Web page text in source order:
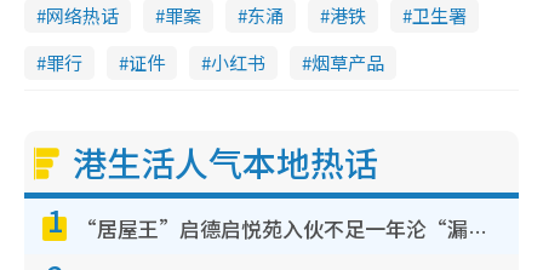
网络热话 罪案 东涌 港铁
卫生署
罪行
证件 小红书 烟草产品
港生活人气本地热话
1 “居屋王”启德启悦苑入伙不足一年沦“漏水之王”！插座喷火花致大停电 多户业主全屋家电报废